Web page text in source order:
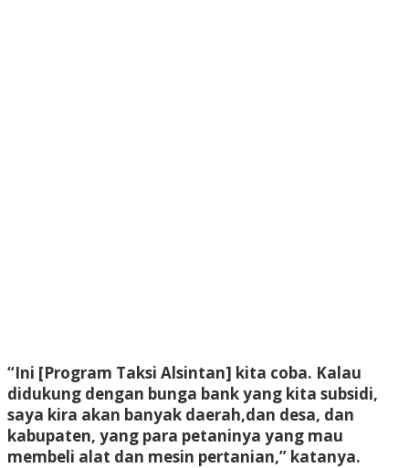
“Ini [Program Taksi Alsintan] kita coba. Kalau
didukung dengan bunga bank yang kita subsidi,
saya kira akan banyak daerah,dan desa, dan
kabupaten, yang para petaninya yang mau
membeli alat dan mesin pertanian,” katanya.